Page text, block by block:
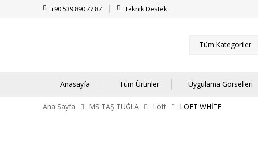
+90 539 890 77 87 Teknik Destek
Tüm Kategoriler
Anasayfa Tüm Ürünler Uygulama Görselleri
Ana Sayfa MS TAŞ TUĞLA Loft LOFT WHİTE